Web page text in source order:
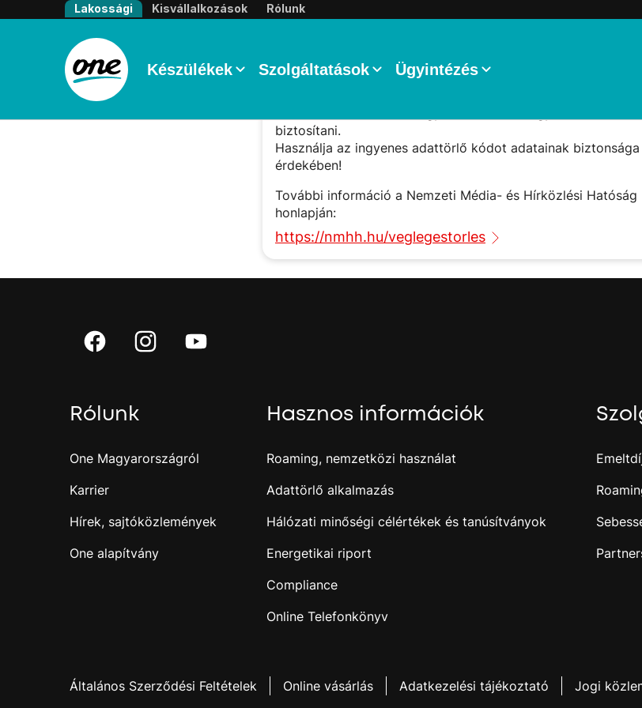
Lakossági Kisvállalkozások Rólunk
Készülékek Szolgáltatások Ügyintézés
Portlet initialization is failed with reason: Something went too wrong on render phase:
Adattörlő alkalmazás
biztosítani.
Használja az ingyenes adattörlő kódot adatainak biztonsága
érdekében!
További információ a Nemzeti Média- és Hírközlési Hatóság
honlapján:
https://nmhh.hu/veglegestorles
Rólunk
One Magyarországról
Karrier
Hírek, sajtóközlemények
One alapítvány
Hasznos információk
Roaming, nemzetközi használat
Adattörlő alkalmazás
Hálózati minőségi célértékek és tanúsítványok
Energetikai riport
Compliance
Online Telefonkönyv
Általános Szerződési Feltételek Online vásárlás Adatkezelési tájékoztató Jogi